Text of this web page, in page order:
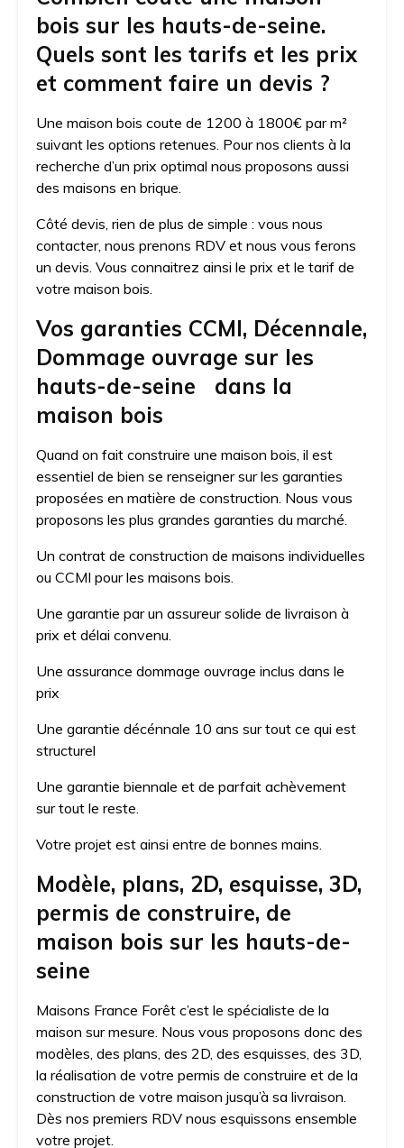
bois sur les hauts-de-seine.
Quels sont les tarifs et les prix
et comment faire un devis ?
Une maison bois coute de 1200 à 1800€ par m²
suivant les options retenues. Pour nos clients à la
recherche d’un prix optimal nous proposons aussi
des maisons en brique.
Côté devis, rien de plus de simple : vous nous
contacter, nous prenons RDV et nous vous ferons
un devis. Vous connaitrez ainsi le prix et le tarif de
votre maison bois.
Vos garanties CCMI, Décennale,
Dommage ouvrage sur les
hauts-de-seine dans la
maison bois
Quand on fait construire une maison bois, il est
essentiel de bien se renseigner sur les garanties
proposées en matière de construction. Nous vous
proposons les plus grandes garanties du marché.
Un contrat de construction de maisons individuelles
ou CCMI pour les maisons bois.
Une garantie par un assureur solide de livraison à
prix et délai convenu.
Une assurance dommage ouvrage inclus dans le
prix
Une garantie décénnale 10 ans sur tout ce qui est
structurel
Une garantie biennale et de parfait achèvement
sur tout le reste.
Votre projet est ainsi entre de bonnes mains.
Modèle, plans, 2D, esquisse, 3D,
permis de construire, de
maison bois sur les hauts-de-
seine
Maisons France Forêt c’est le spécialiste de la
maison sur mesure. Nous vous proposons donc des
modèles, des plans, des 2D, des esquisses, des 3D,
la réalisation de votre permis de construire et de la
construction de votre maison jusqu’à sa livraison.
Dès nos premiers RDV nous esquissons ensemble
votre projet.